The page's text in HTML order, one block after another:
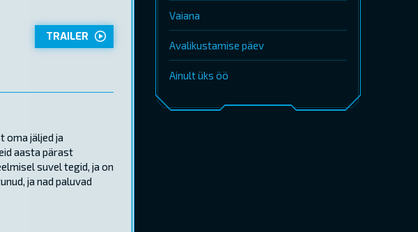
TRAILER
oma jäljed ja
aasta pärast
suvel tegid, ja on
ja nad paluvad
Vaiana
Avalikustamise päev
Ainult üks öö